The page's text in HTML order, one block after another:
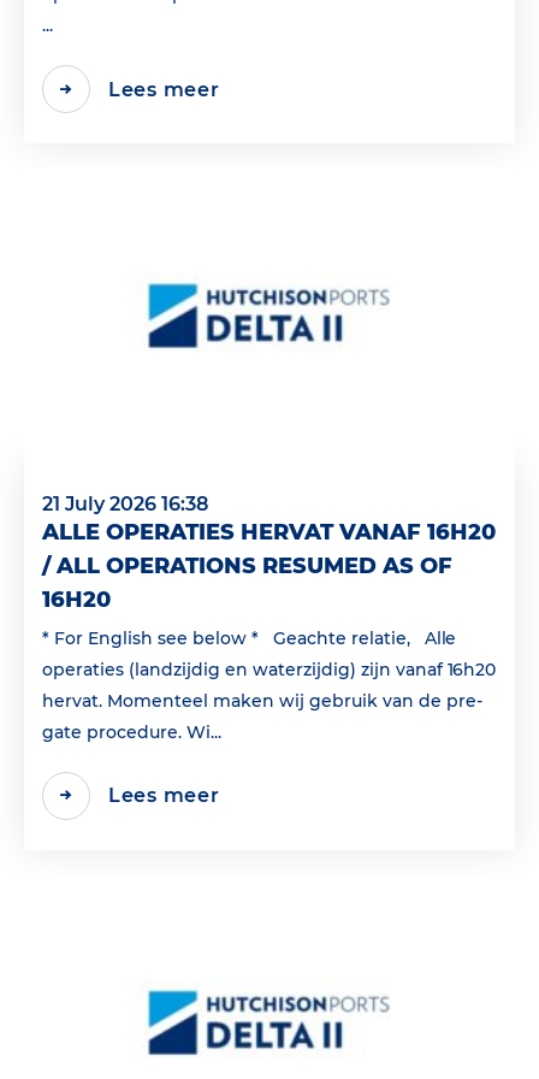
...
Lees meer
21 July 2026 16:38
ALLE OPERATIES HERVAT VANAF 16H20
/ ALL OPERATIONS RESUMED AS OF
16H20
* For English see below * Geachte relatie, Alle
operaties (landzijdig en waterzijdig) zijn vanaf 16h20
hervat. Momenteel maken wij gebruik van de pre-
gate procedure. Wi...
Lees meer